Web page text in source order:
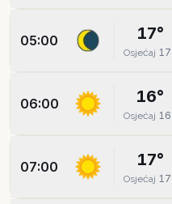
05:00 17°
Osjećaj 17
06:00 16°
Osjećaj 16
07:00 17°
Osjećaj 17